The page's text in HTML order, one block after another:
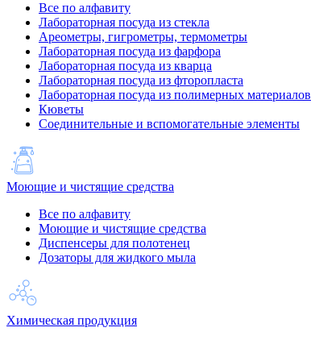
Все по алфавиту
Лабораторная посуда из стекла
Ареометры, гигрометры, термометры
Лабораторная посуда из фарфора
Лабораторная посуда из кварца
Лабораторная посуда из фторопласта
Лабораторная посуда из полимерных материалов
Кюветы
Соединительные и вспомогательные элементы
Моющие и чистящие средства
Все по алфавиту
Моющие и чистящие средства
Диспенсеры для полотенец
Дозаторы для жидкого мыла
Химическая продукция